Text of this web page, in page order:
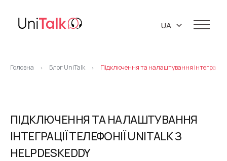
Віртуальна АТС
База знань
API
Блог
Про нас
Партнери
Про компанію
UA
Головна > Блог UniTalk > Підключення та налаштування інтеграції
ПІДКЛЮЧЕННЯ ТА НАЛАШТУВАННЯ
ІНТЕГРАЦІЇ ТЕЛЕФОНІЇ UNITALK З
HELPDESKEDDY